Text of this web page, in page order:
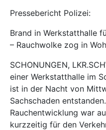
Pressebericht Polizei:
Brand in Werkstatthalle
– Rauchwolke zog in
SCHONUNGEN,
einer Werkstatthalle im
ist in der Nacht von
Sachschaden
Rauchentwicklung war
kurzzeitig für den